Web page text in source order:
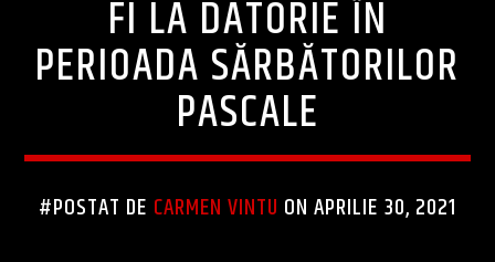
FI LA DATORIE ÎN
PERIOADA SĂRBĂTORILOR
PASCALE
#POSTAT DE CARMEN VINTU ON APRILIE 30, 2021